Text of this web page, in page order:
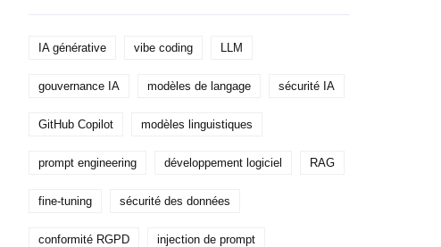
IA générative vibe coding LLM
gouvernance IA modèles de langage sécurité IA
GitHub Copilot modèles linguistiques
prompt engineering développement logiciel RAG
fine-tuning sécurité des données
conformité RGPD injection de prompt